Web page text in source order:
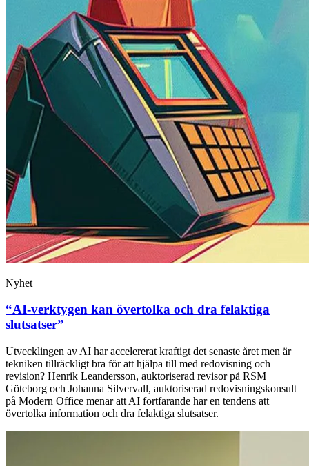
Nyhet
“AI-verktygen kan övertolka och dra felaktiga
slutsatser”
Utvecklingen av AI har accelererat kraftigt det senaste året men är
tekniken tillräckligt bra för att hjälpa till med redovisning och
revision? Henrik Leandersson, auktoriserad revisor på RSM
Göteborg och Johanna Silvervall, auktoriserad redovisningskonsult
på Modern Office menar att AI fortfarande har en tendens att
övertolka information och dra felaktiga slutsatser.